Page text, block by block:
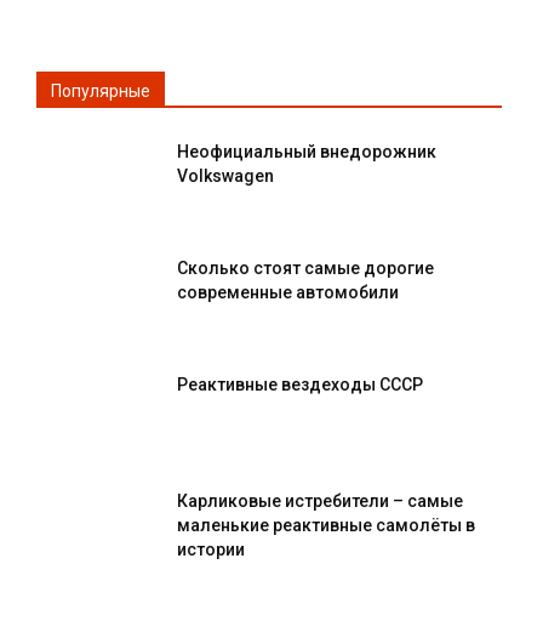
Популярные
Неофициальный внедорожник
Volkswagen
Сколько стоят самые дорогие
современные автомобили
Реактивные вездеходы СССР
Карликовые истребители – самые
маленькие реактивные самолёты в
истории